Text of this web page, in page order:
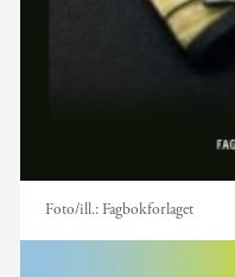
Foto/ill.: Fagbokforlaget